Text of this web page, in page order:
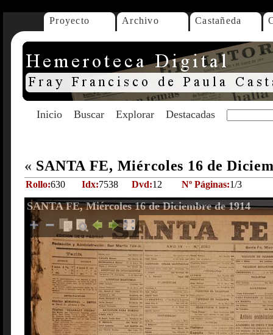
Proyecto Archivo Castañeda
Inicio Buscar Explorar Destacadas
« SANTA FE, Miércoles 16 de
Rollo:630 Idx:7538 Dvd:12 Nº Páginas:1/3
SANTA FE, Miércoles 16 de Diciembre de 1914